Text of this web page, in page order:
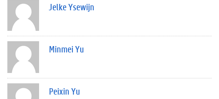
Jelke Ysewijn
Minmei Yu
Peixin Yu